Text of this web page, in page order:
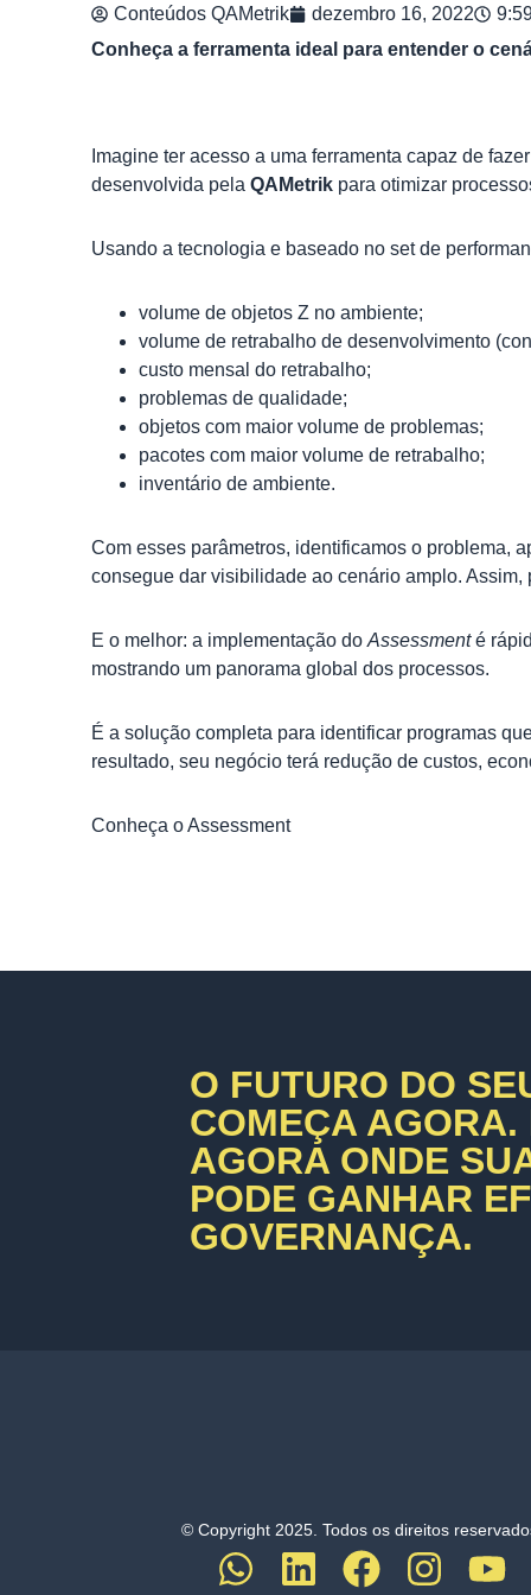
Conteúdos QAMetrik dezembro 16, 2022
Conheça a ferramenta ideal para entender o
Imagine ter acesso a uma ferramenta capaz de
desenvolvida pela QAMetrik para otimizar
Usando a tecnologia e baseado no set de
volume de objetos Z no ambiente;
volume de retrabalho de desenvolvimento
custo mensal do retrabalho;
problemas de qualidade;
objetos com maior volume de problemas;
pacotes com maior volume de retrabalho;
inventário de ambiente.
Com esses parâmetros, identificamos o problema,
consegue dar visibilidade ao cenário amplo.
E o melhor: a implementação do Assessmenté
mostrando um panorama global dos processos.
É a solução completa para identificar programas
resultado, seu negócio terá redução de custos,
Conheça o Assessment
O FUTURO DO
COMEÇA AGORA.
AGORA ONDE
PODE GANHAR
GOVERNANÇA.
© Copyright 2025. Todos os direitos